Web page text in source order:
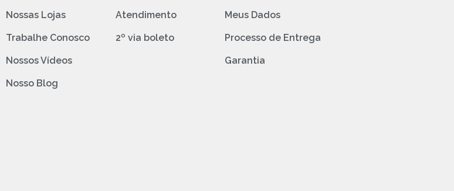
Nossas Lojas
Trabalhe Conosco
Nossos Vídeos
Nosso Blog
Atendimento
2º via boleto
Meus Dados
Processo de Entrega
Garantia